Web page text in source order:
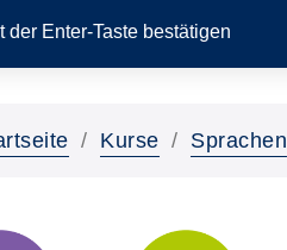
Enter-Taste bestätigen
Kurse Sprachen